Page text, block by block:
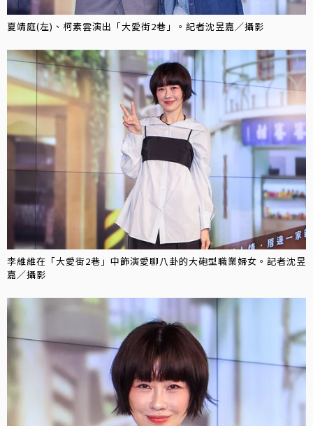
夏靖庭(左)、柯素雲演出「大愛街2巷」。記者沈昱嘉／攝影
李維維在「大愛街2巷」中飾演愛聊八卦的大砲型職業婦女。記者沈昱
嘉／攝影